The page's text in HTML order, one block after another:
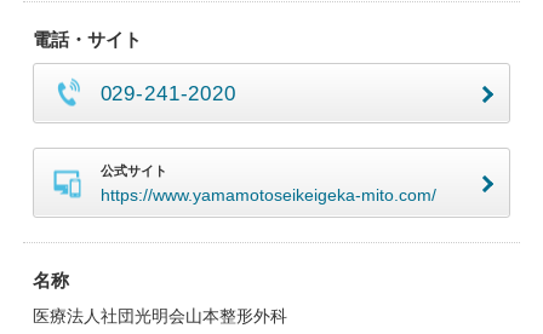
電話・サイト
029-241-2020
公式サイト
https://www.yamamotoseikeigeka-mito.com/
名称
医療法人社団光明会山本整形外科